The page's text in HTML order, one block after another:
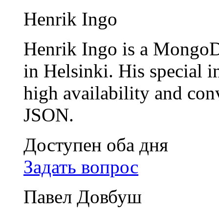
Henrik Ingo
Henrik Ingo is a
in Helsinki. His special
high availability and
JSON.
Доступен оба дня
Задать вопрос
Павел Довбуш